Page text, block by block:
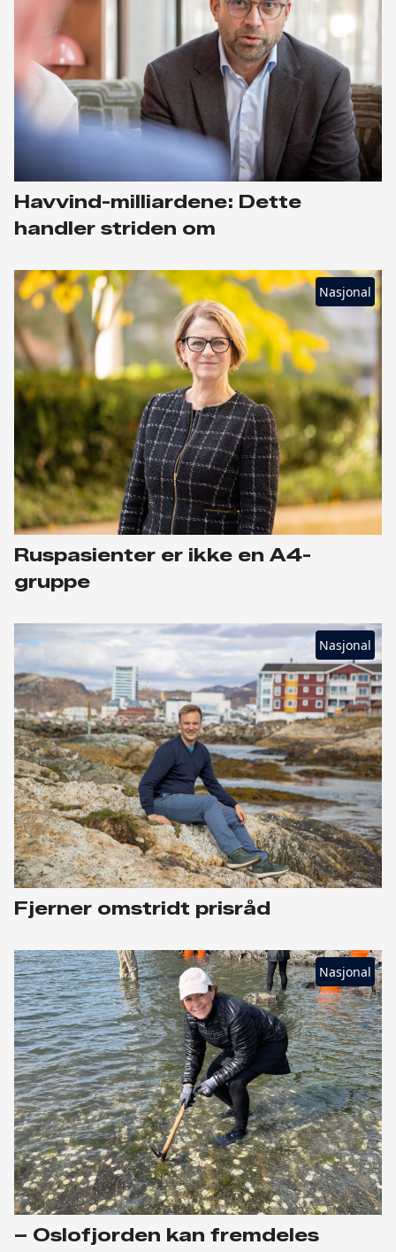
Havvind-milliardene: Dette
handler striden om
Nasjonal
Ruspasienter er ikke en A4-
gruppe
Nasjonal
Fjerner omstridt prisråd
Nasjonal
– Oslofjorden kan fremdeles